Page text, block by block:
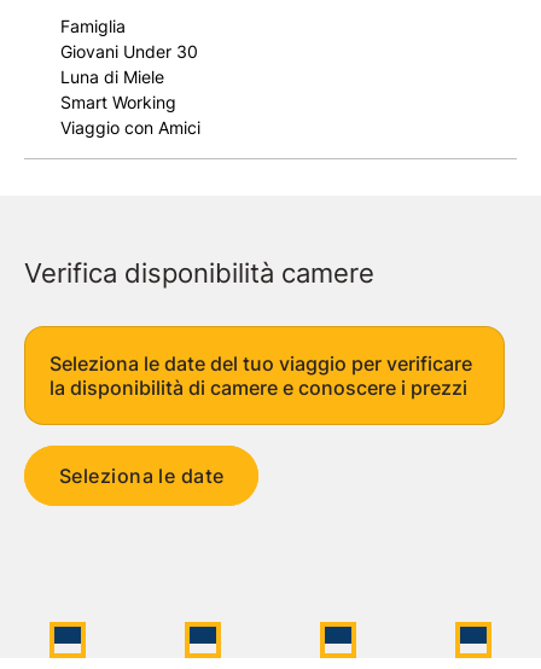
Verifica disponibilità camere
Seleziona le date del tuo viaggio per verificare
la disponibilità di camere e conoscere i prezzi
Seleziona le date
Famiglia
Giovani Under 30
Luna di Miele
Smart Working
Viaggio con Amici